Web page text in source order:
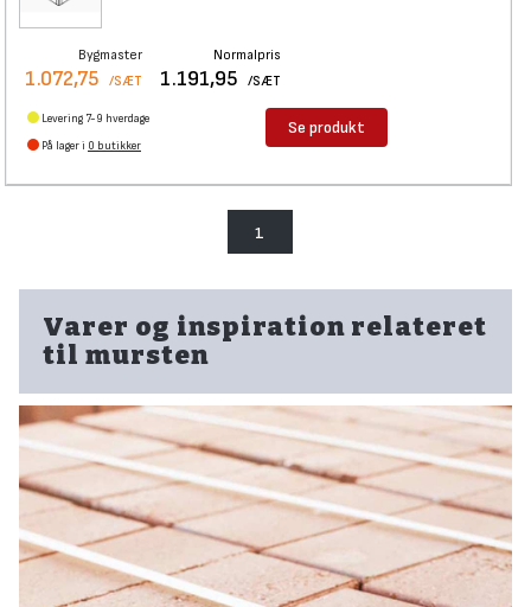
Bygmaster
1.072,75 /SÆT
Normalpris
1.191,95 /SÆT
Levering 7-9 hverdage
På lager i 0 butikker
Se produkt
1
Varer og inspiration relateret
til mursten